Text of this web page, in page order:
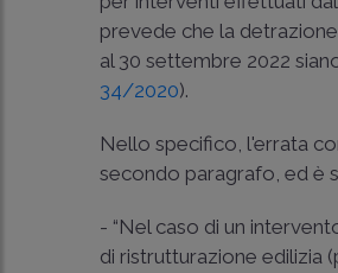
prevede che la
al 30 settembre 2022
34/2020).
Nello specifico, l'errata
secondo paragrafo, ed è
- “Nel caso di un
di ristrutturazione edilizia